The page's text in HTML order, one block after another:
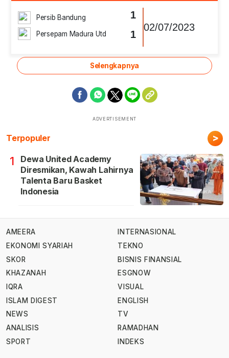
Persib Bandung
Persepam Madura Utd
1
1
02/07/2023
Selengkapnya
Terpopuler >
1
Dewa United Academy
Diresmikan, Kawah Lahirnya
Talenta Baru Basket
Indonesia
AMEERA
EKONOMI SYARIAH
SKOR
KHAZANAH
IQRA
ISLAM DIGEST
NEWS
ANALISIS
SPORT
INTERNASIONAL
TEKNO
BISNIS FINANSIAL
ESGNOW
VISUAL
ENGLISH
TV
RAMADHAN
INDEKS